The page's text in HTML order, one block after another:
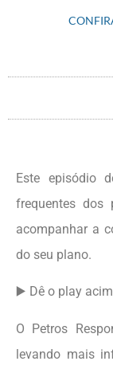
Este episódio
frequentes dos
acompanhar a
do seu plano.
▶️ Dê o play
O Petros
levando mais